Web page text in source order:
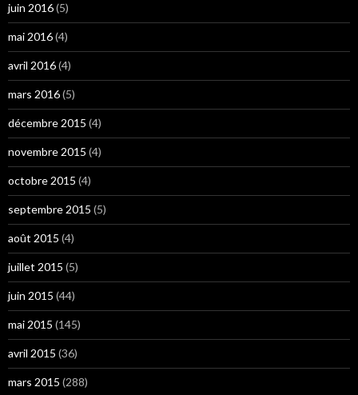
juin 2016(5)
mai 2016(4)
avril 2016(4)
mars 2016(5)
décembre 2015 (4)
novembre 2015 (4)
octobre 2015 (4)
septembre 2015 (5)
août 2015 (4)
juillet 2015 (5)
juin 2015 (44)
mai 2015 (145)
avril 2015 (36)
mars 2015 (288)